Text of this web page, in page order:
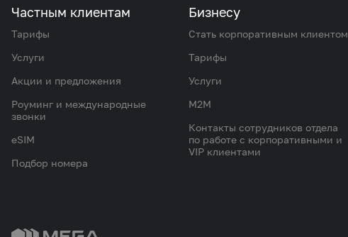
Частным клиентам
Тарифы
Услуги
Акции и предложения
Роуминг и международные
звонки
eSIM
Подбор номера
Бизнесу
Стать корпоративным клиентом
Тарифы
Услуги
M2M
Контакты сотрудников отдела
по работе с корпоративными и
VIP клиентами